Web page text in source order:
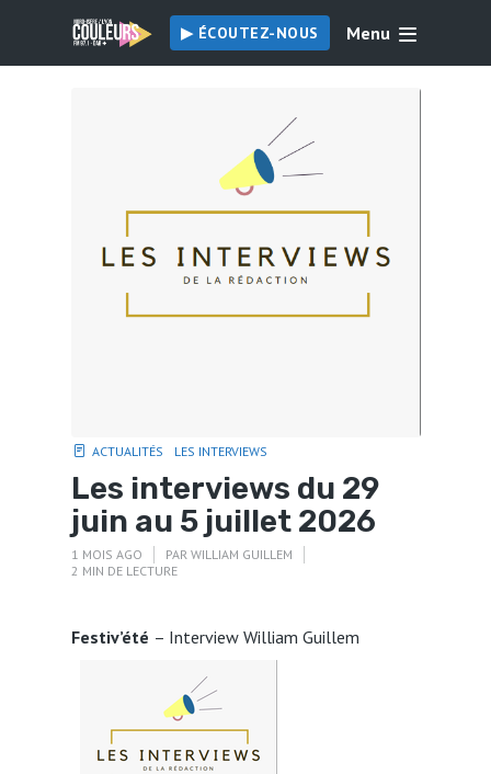
▶︎ ÉCOUTEZ-NOUS Menu
ACTUALITÉS LES INTERVIEWS
Les interviews du 29
juin au 5 juillet 2026
1 MOIS AGO PAR WILLIAM GUILLEM
2 MIN DE LECTURE
Festiv’été – Interview William Guillem